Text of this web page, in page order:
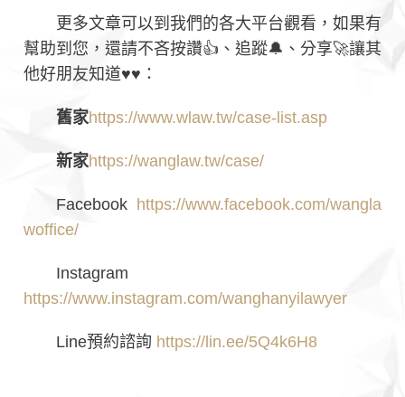
更多文章可以到我們的各大平台觀看，如果有
幫助到您，還請不吝按讚👍、追蹤🔔、分享🚀讓其
他好朋友知道♥♥：
舊家https://www.wlaw.tw/case-list.asp
新家https://wanglaw.tw/case/
Facebook https://www.facebook.com/wangla
woffice/
Instagram
https://www.instagram.com/wanghanyilawyer
Line預約諮詢 https://lin.ee/5Q4k6H8